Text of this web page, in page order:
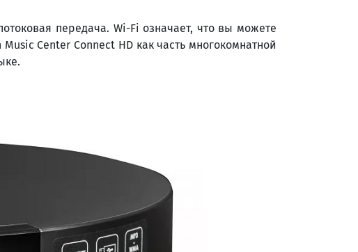
передача. Wi-Fi означает, что вы можете
Center Connect HD как часть многокомнатной